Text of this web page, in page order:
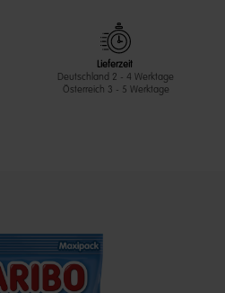
Lieferzeit
Deutschland 2 - 4 Werktage
Österreich 3 - 5 Werktage